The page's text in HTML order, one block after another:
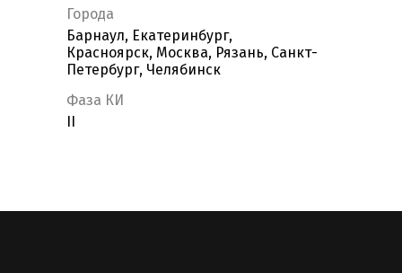
Города
Барнаул, Екатеринбург,
Красноярск, Москва, Рязань, Санкт-
Петербург, Челябинск
Фаза КИ